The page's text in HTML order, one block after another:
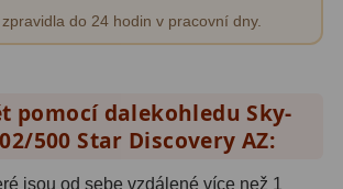
do 24 hodin v pracovní dny.
pomocí dalekohledu Sky-
500 Star Discovery AZ:
jsou od sebe vzdálené více než 1